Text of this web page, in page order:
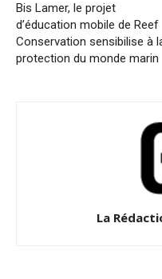
Bis Lamer, le projet
d’éducation mobile de Reef
Conservation sensibilise à
protection du monde marin
La